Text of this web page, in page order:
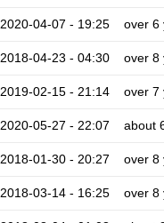
2020-04-07 - 19:25 over 6
2018-04-23 - 04:30 over 8
2019-02-15 - 21:14 over 7
2020-05-27 - 22:07 about
2018-01-30 - 20:27 over 8
2018-03-14 - 16:25 over 8